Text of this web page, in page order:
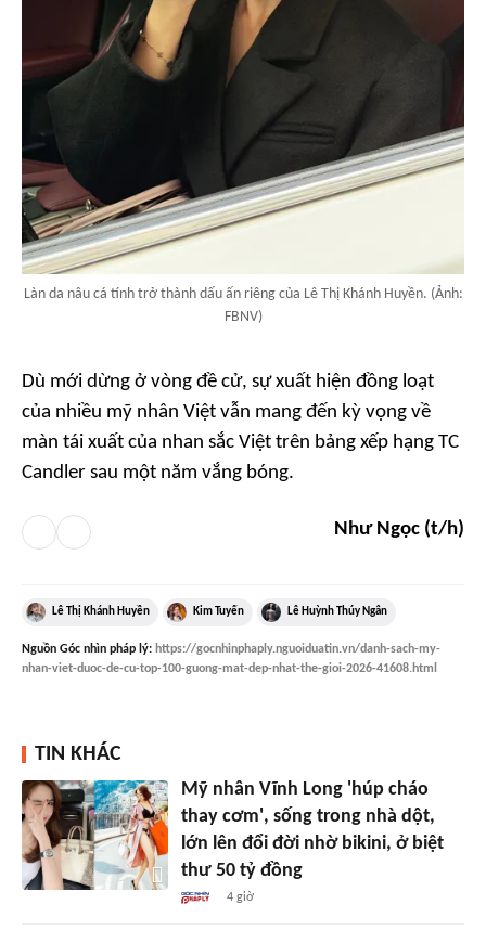
Làn da nâu cá tính trở thành dấu ấn riêng của Lê Thị Khánh Huyền. (Ảnh:
FBNV)
Dù mới dừng ở vòng đề cử, sự xuất hiện đồng loạt
của nhiều mỹ nhân Việt vẫn mang đến kỳ vọng về
màn tái xuất của nhan sắc Việt trên bảng xếp hạng TC
Candler sau một năm vắng bóng.
Như Ngọc (t/h)
Lê Thị Khánh Huyền Kim Tuyến Lê Huỳnh Thúy Ngân
Nguồn Góc nhìn pháp lý: https://gocnhinphaply.nguoiduatin.vn/danh-sach-my-
nhan-viet-duoc-de-cu-top-100-guong-mat-dep-nhat-the-gioi-2026-41608.html
TIN KHÁC
Mỹ nhân Vĩnh Long 'húp cháo
thay cơm', sống trong nhà dột,
lớn lên đổi đời nhờ bikini, ở biệt
thư 50 tỷ đồng
4 giờ